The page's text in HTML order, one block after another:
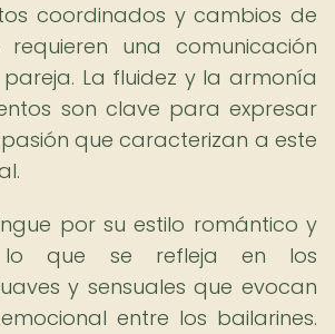
coordinados y cambios de
una comunicación
La fluidez y la armonía
son clave para expresar
que caracterizan a este
por su estilo romántico y
lo que se refleja en los
y sensuales que evocan
entre los bailarines.